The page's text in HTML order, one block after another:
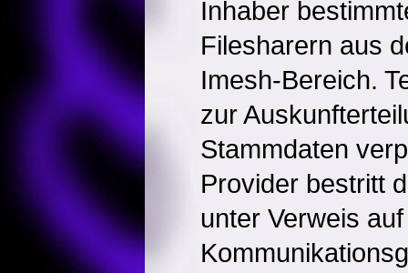
Inhaber
Filesharern aus
Imesh-Bereich.
zur
Stammdaten
Provider bestritt
unter Verweis